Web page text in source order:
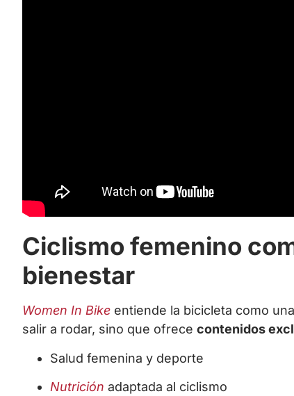
Ciclismo femenino
bienestar
Women In Bike entiende la bicicleta como
salir a rodar, sino que ofrece contenidos
Salud femenina y deporte
Nutrición adaptada al ciclismo